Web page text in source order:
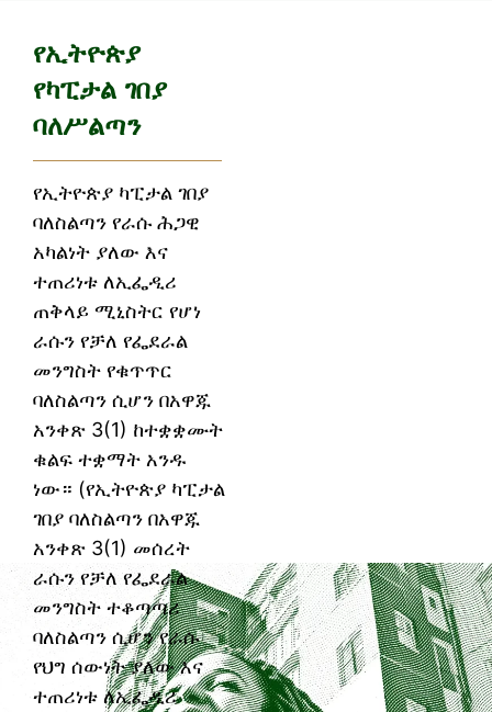
የኢትዮጵያ
የካፒታል ገበያ
ባለሥልጣን
የኢትዮጵያ ካፒታል ገበያ
ባለስልጣን የራሱ ሕጋዊ
አካልነት ያለው እና
ተጠሪነቱ ለኢፌዲሪ
ጠቅላይ ሚኒስትር የሆነ
ራሱን የቻለ የፌደራል
መንግስት የቁጥጥር
ባለስልጣን ሲሆን በአዋጁ
አንቀጽ 3(1) ከተቋቋሙት
ቁልፍ ተቋማት አንዱ
ነው። (የኢትዮጵያ ካፒታል
ገበያ ባለስልጣን በአዋጁ
አንቀጽ 3(1) መሰረት
ራሱን የቻለ የፌደራል
መንግስት ተቆጣጣሪ
ባለስልጣን ሲሆን የራሱ
የህግ ሰውነት ያለው እና
ተጠሪነቱ ለኢፌዲሪ